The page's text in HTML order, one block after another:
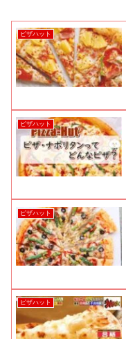
ピザハット
ピザハット
ピザハット
ピザハット